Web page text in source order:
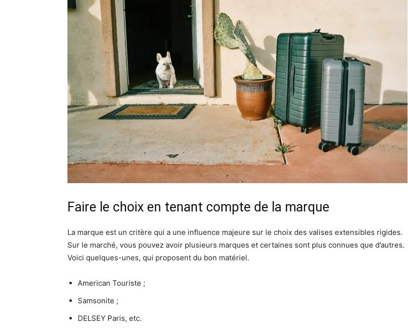
Faire le choix en tenant compte de la marque
La marque est un critère qui a une influence majeure sur le choix des valises extensibles rigides.
Sur le marché, vous pouvez avoir plusieurs marques et certaines sont plus connues que d’autres.
Voici quelques-unes, qui proposent du bon matériel.
American Touriste ;
Samsonite ;
DELSEY Paris, etc.